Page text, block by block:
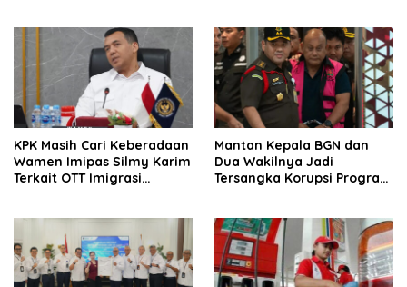
KPK Masih Cari Keberadaan
Wamen Imipas Silmy Karim
Terkait OTT Imigrasi
Mantan Kepala BGN dan
Dua Wakilnya Jadi
Tersangka Korupsi Program